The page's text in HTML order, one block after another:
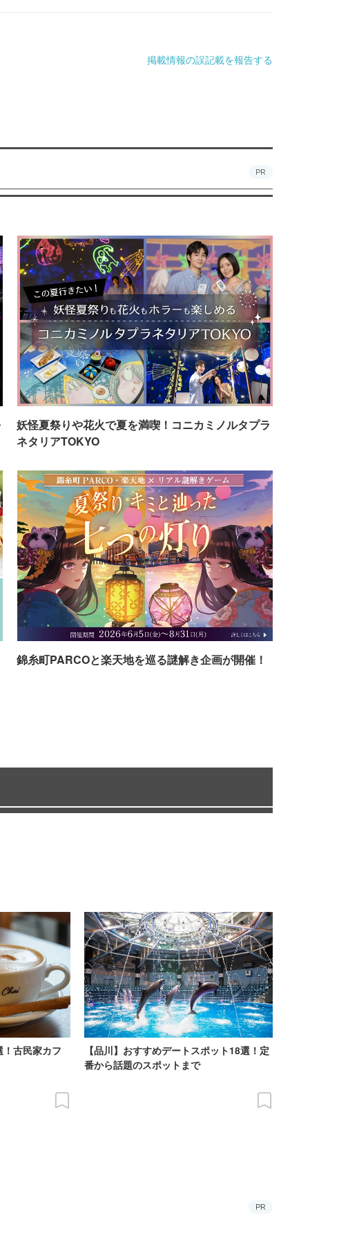
掲載情報の誤記載を報告する
PR
妖怪夏祭りや花火で夏を満喫！コニカミノルタプラ
ネタリアTOKYO
錦糸町PARCOと楽天地を巡る謎解き企画が開催！
古民家カフ
【品川】おすすめデートスポット18選！定
番から話題のスポットまで
PR